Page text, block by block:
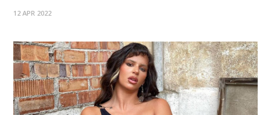
realizará el próximo 20 de noviembre de 2022
12 APR 2022